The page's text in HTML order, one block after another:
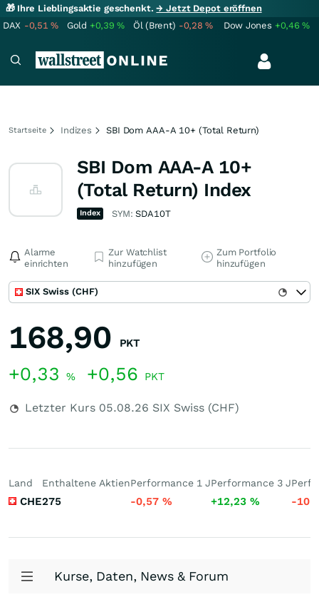
🎁 Ihre Lieblingsaktie geschenkt.→ Jetzt Depot eröffnen
DAX -0,51% Gold +0,39% Öl (Brent) -0,28% Dow Jones +0,46%
Startseite Indizes SBI Dom AAA-A 10+ (Total Return)
SBI Dom AAA-A 10+
(Total Return) Index
Index SYM:SDA10T
Alarme
einrichten
Zur Watchlist
hinzufügen
Zum Portfolio
hinzufügen
SIX Swiss (CHF)
168,90 PKT
+0,33 % +0,56 PKT
Letzter Kurs 05.08.26 SIX Swiss (CHF)
Land
CHE
Enthaltene Aktien
275
Performance 1 J
-0,57 %
Performance 3 J
+12,23 % -
Kurse, Daten, News & Forum